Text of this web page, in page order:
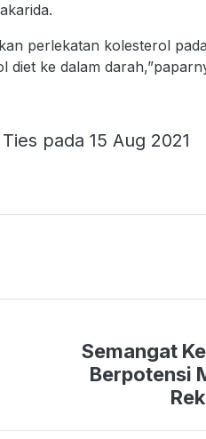
perlekatan kolesterol
diet ke dalam
pada 15 Aug 2021
Semangat
Berpotensi